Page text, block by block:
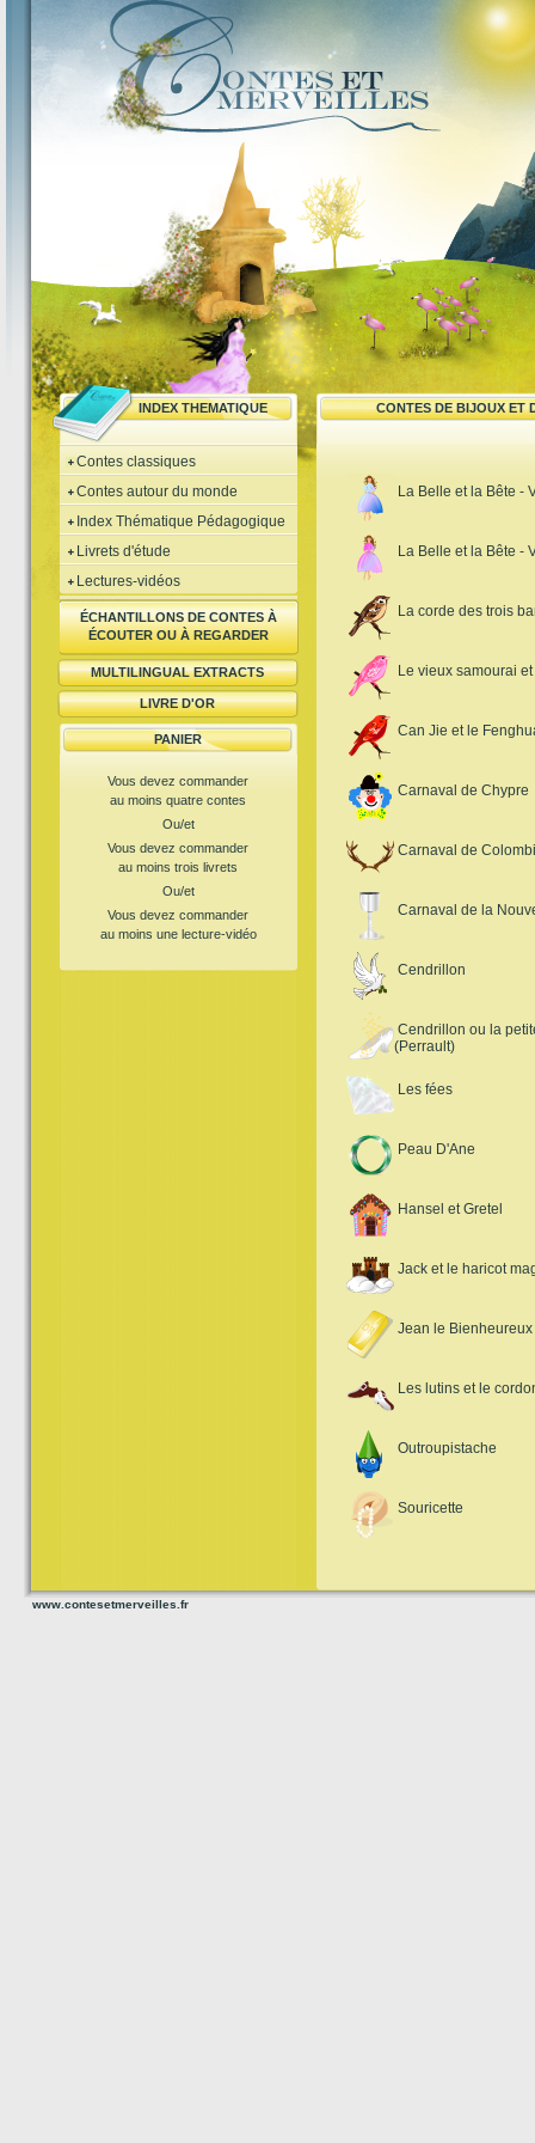
INDEX THEMATIQUE CONTES DE BIJOUX ET
Contes classiques
Contes autour du monde
Index Thématique Pédagogique
Livrets d'étude
Lectures-vidéos
ÉCHANTILLONS DE CONTES À
ÉCOUTER OU À REGARDER
MULTILINGUAL EXTRACTS
LIVRE D'OR
PANIER
Vous devez commander
au moins quatre contes
Ou/et
Vous devez commander
au moins trois livrets
Ou/et
Vous devez commander
au moins une lecture-vidéo
La Belle et la Bête -
La Belle et la Bête -
La corde des trois
Le vieux samourai
Can Jie et le
Carnaval de Chypre
Carnaval de
Carnaval de la
Cendrillon
Cendrillon ou la
(Perrault)
Les fées
Peau D'Ane
Hansel et Gretel
Jack et le haricot
Jean le Bienheureux
Les lutins et le
Outroupistache
Souricette
www.contesetmerveilles.fr